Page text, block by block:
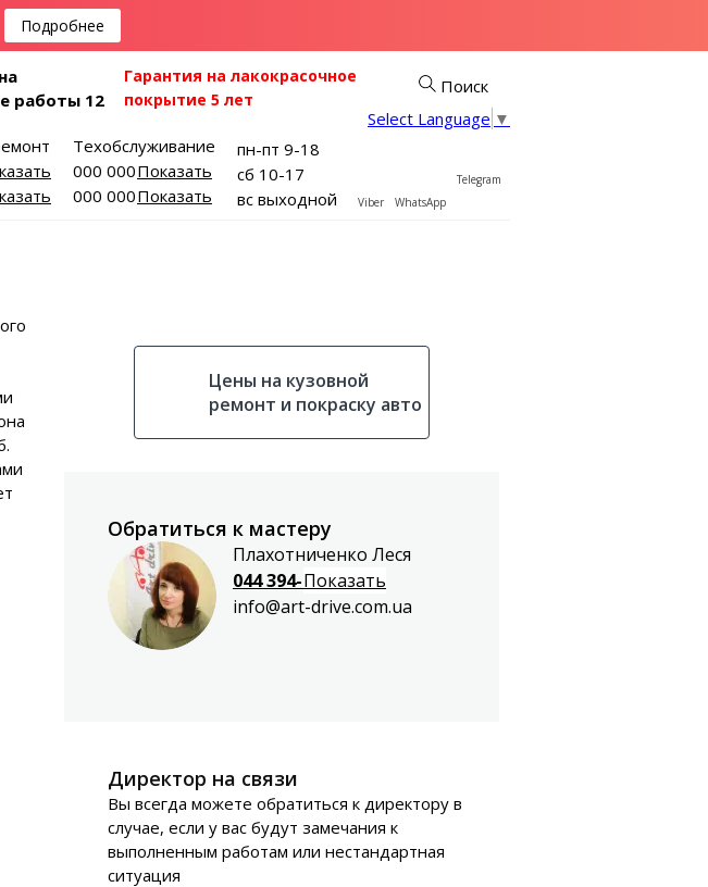
Подробнее
Поиск
Select Language ▼
01
02
Техобслуживание
000 000-00-03
Показать
000 000-00-04
Показать
пн-пт 9-18
сб 10-17
вс выходной
работы 12
Гарантия на лакокрасочное
покрытие 5 лет
Viber WhatsApp
Telegram
Цены на кузовной
ремонт и покраску авто
Обратиться к мастеру
Плахотниченко Леся
044 394-99-40
Показать
info@art-drive.com.ua
Директор на связи
Вы всегда можете обратиться к директору в
случае, если у вас будут замечания к
выполненным работам или нестандартная
ситуация